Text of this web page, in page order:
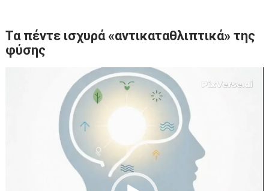
Τα πέντε ισχυρά «αντικαταθλιπτικά» της
φύσης
Αναπαραγωγής